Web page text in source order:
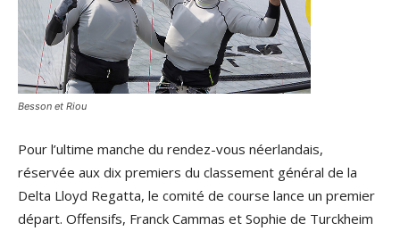
Besson et Riou
Pour l’ultime manche du rendez-vous néerlandais,
réservée aux dix premiers du classement général de la
Delta Lloyd Regatta, le comité de course lance un premier
départ. Offensifs, Franck Cammas et Sophie de Turckheim